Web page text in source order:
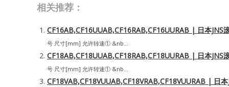
相关推荐：
CF16AB,CF16UUAB,CF16RAB,CF16UURAB | 日本JNS
号 尺寸[mm] 允许转速① &nb...
CF18AB,CF18UUAB,CF18RAB,CF18UURAB | 日本JNS
号 尺寸[mm] 允许转速① &nb...
CF18VAB,CF18VUUAB,CF18VRAB,CF18VUURAB | 日